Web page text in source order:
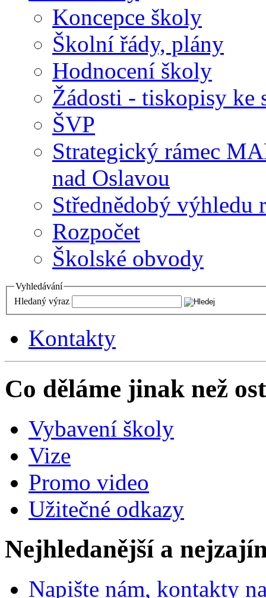
Koncepce školy
Školní řády, plány
Hodnocení školy
Žádosti - tiskopisy ke
ŠVP
Strategický rámec
nad Oslavou
Střednědobý výhledu
Rozpočet
Školské obvody
Vyhledávání
Hledaný výraz
Kontakty
Co děláme jinak než
Vybavení školy
Vize
Promo video
Užitečné odkazy
Nejhledanější a
Napište nám, kontakty